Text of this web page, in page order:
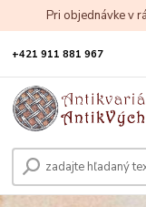
Pri objednávke v
+421 911 881 967